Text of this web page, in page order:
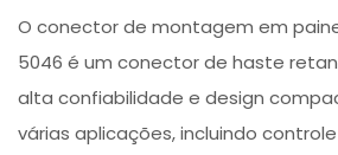
O conector de montagem em painel
5046 é um conector de haste
alta confiabilidade e design
várias aplicações, incluindo